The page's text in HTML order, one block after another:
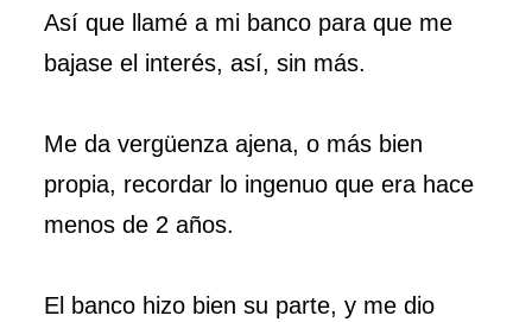
Así que llamé a mi banco para que me
bajase el interés, así, sin más.
Me da vergüenza ajena, o más bien
propia, recordar lo ingenuo que era hace
menos de 2 años.
El banco hizo bien su parte, y me dio